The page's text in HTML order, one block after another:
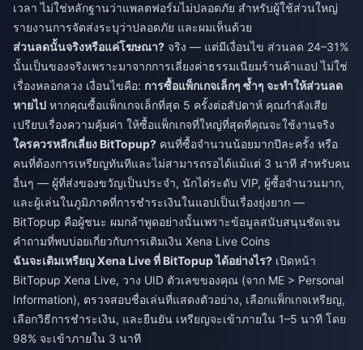
เวลา ไม่ใช่หลักฐานว่าแพลตฟอร์มไม่ปลอดภัย สำหรับผู้ใช้ส่วนใหญ่
รายงานการจัดส่งระบุว่าปลอดภัย และผมเห็นด้วย
ส่วนลดนั้นจริงหรือแค่โฆษณา? จริง — แต่มีเงื่อนไข ส่วนลด 24–31%
นั้นเป็นของจริงเพราะมาจากการเลี่ยงค่าธรรมเนียมร้านค้าแอป ไม่ใช่
เรื่องหลอกลวง เงื่อนไขคือ: การซื้อแพ็กเกจเล็กๆ ซ้ำๆ จะทำให้ส่วนลด
หายไป หากคุณซื้อแพ็กเกจเล็กที่สุด 5 ครั้งต่อสัปดาห์ คุณกำลังเสีย
เปรียบเรื่องความคุ้มค่า ให้ซื้อแพ็กเกจที่ใหญ่ที่สุดที่คุณจะใช้งานจริง
ใครควรหลีกเลี่ยง BitTopup? คนที่ซื้อจำนวนน้อยมากปีละครั้ง หรือ
คนที่ต้องการเหรียญทันทีและไม่สามารถรอได้แม้แต่ 3 นาที สำหรับคน
อื่นๆ — ผู้ที่ส่งของขวัญเป็นประจำ, นักไต่ระดับ VIP, ผู้ซื้อจำนวนมาก,
และผู้เล่นในภูมิภาคที่การชำระเงินในแอปเป็นเรื่องยุ่งยาก —
BitTopup คือผู้ชนะ ผมกล้าพูดอย่างนั้นเพราะข้อมูลสนับสนุนชัดเจน
คำถามที่พบบ่อยเกี่ยวกับการเติมเงิน Xena Live Coins
ฉันจะเติมเหรียญ Xena Live ที่ BitTopup ได้อย่างไร? เปิดหน้า
BitTopup Xena Live, วาง UID ตัวเลขของคุณ (จาก ME > Personal
Information), ตรวจสอบชื่อเล่นที่แสดงตัวอย่าง, เลือกแพ็กเกจเหรียญ,
เลือกวิธีการชำระเงิน, และยืนยัน เหรียญจะเข้าภายใน 1–5 นาที โดย
98% จะเข้าภายใน 3 นาที